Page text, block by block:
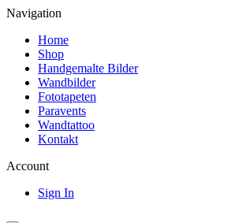
Navigation
Home
Shop
Handgemalte Bilder
Wandbilder
Fototapeten
Paravents
Wandtattoo
Kontakt
Account
Sign In